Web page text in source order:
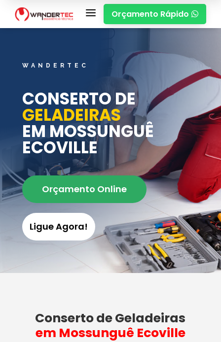
a Orçamento Rápido 
WANDERTEC
CONSERTO DE
GELADEIRAS
EM MOSSUNGUÊ
ECOVILLE
Orçamento Online
Ligue Agora!
Conserto de Geladeiras
em Mossunguê Ecoville